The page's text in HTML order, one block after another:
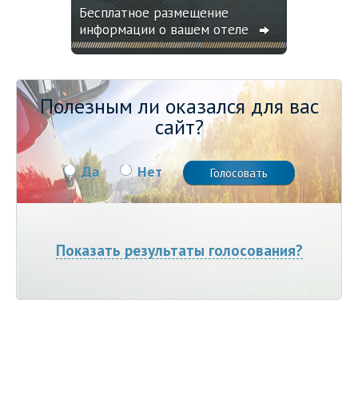
Бесплатное размещение
информации о вашем отеле
Полезным ли оказался для вас
сайт?
Да Нет
Показать результаты голосования?